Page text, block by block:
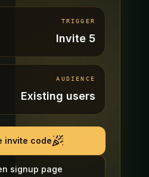
TRIGGER
Invite 5
AUDIENCE
Existing users
invite code
Open signup page